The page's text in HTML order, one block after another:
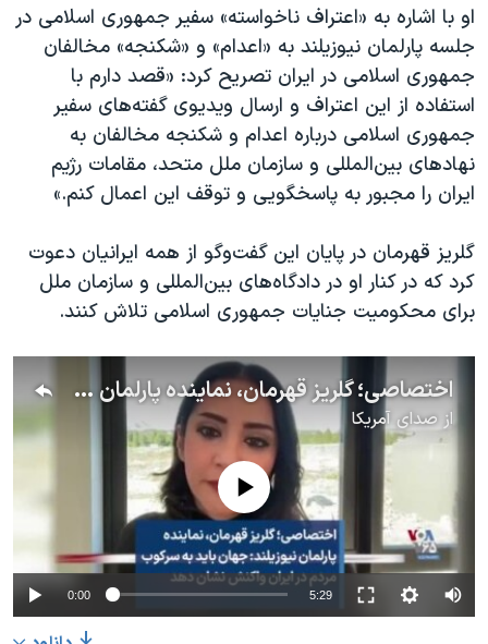
او با اشاره به «اعتراف ناخواسته» سفیر جمهوری اسلامی در
جلسه پارلمان نیوزیلند به «اعدام» و «شکنجه» مخالفان
جمهوری اسلامی در ایران تصریح کرد: «قصد دارم با
استفاده از این اعتراف و ارسال ویدیوی گفته‌های سفیر
جمهوری اسلامی درباره اعدام و شکنجه مخالفان به
نهادهای بین‌المللی و سازمان ملل متحد، مقامات رژیم
ایران را مجبور به پاسخگویی و توقف این اعمال کنم.»
گلریز قهرمان در پایان این گفت‌و‌گو از همه ایرانیان دعوت
کرد که در کنار او در دادگاه‌های بین‌المللی و سازمان ملل
برای محکومیت جنایات جمهوری اسلامی تلاش کنند.
اختصاصی؛ گلریز قهرمان، نماینده پارلمان نیوزیلند: جهان باید به سرکوب مردم در ایران واکنش نشان دهد
از صدای آمریکا
No media source currently available
0:00 5:29